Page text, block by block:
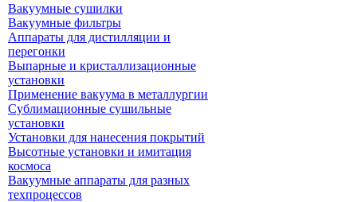
Вакуумные сушилки
Вакуумные фильтры
Аппараты для дистилляции и
перегонки
Выпарные и кристаллизационные
установки
Применение вакуума в металлургии
Сублимационные сушильные
установки
Установки для нанесения покрытий
Высотные установки и имитация
космоса
Вакуумные аппараты для разных
техпроцессов